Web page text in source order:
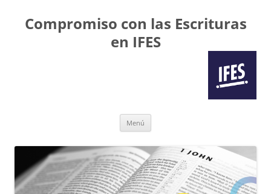
Compromiso con las Escrituras
en IFES
Menú